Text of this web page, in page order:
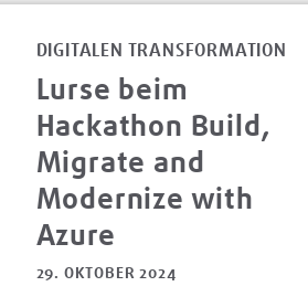
DIGITALEN TRANSFORMATION
Lurse beim
Hackathon Build,
Migrate and
Modernize with
Azure
29. OKTOBER 2024